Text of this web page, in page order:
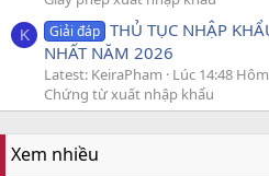
K Giải đáp THỦ TỤC NHẬP
NHẤT NĂM 2026
Latest: KeiraPham
Lúc 14:48
Chứng từ xuất nhập khẩu
Xem nhiều